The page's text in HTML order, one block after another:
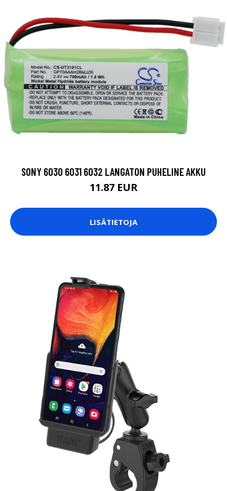
SONY 6030 6031 6032 LANGATON PUHELINE AKKU
11.87 EUR
LISÄTIETOJA